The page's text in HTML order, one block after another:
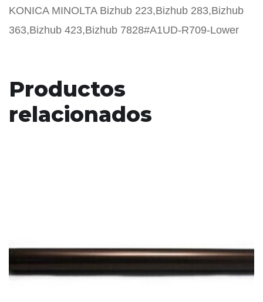
KONICA MINOLTA Bizhub 223,Bizhub 283,Bizhub
363,Bizhub 423,Bizhub 7828#A1UD-R709-Lower
Productos
relacionados